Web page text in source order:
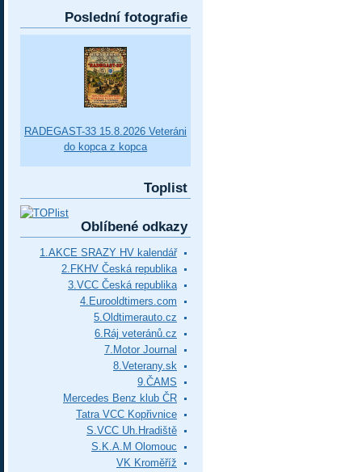
Poslední fotografie
RADEGAST-33 15.8.2026 Veteráni
do kopca z kopca
Toplist
Oblíbené odkazy
1.AKCE SRAZY HV kalendář
2.FKHV Česká republika
3.VCC Česká republika
4.Eurooldtimers.com
5.Oldtimerauto.cz
6.Ráj veteránů.cz
7.Motor Journal
8.Veterany.sk
9.ČAMS
Mercedes Benz klub ČR
Tatra VCC Kopřivnice
S.VCC Uh.Hradiště
S.K.A.M Olomouc
VK Kroměříž